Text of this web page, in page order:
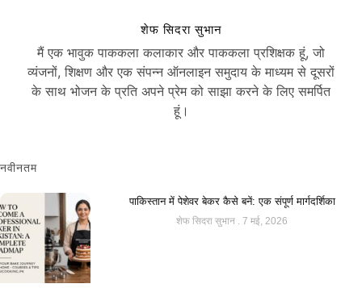
शेफ सिदरा सुभान
मैं एक भावुक पाककला कलाकार और पाककला प्रशिक्षक हूं, जो
व्यंजनों, शिक्षण और एक संपन्न ऑनलाइन समुदाय के माध्यम से दूसरों
के साथ भोजन के प्रति अपने प्रेम को साझा करने के लिए समर्पित
हूं।
नवीनतम
पाकिस्तान में पेशेवर बेकर कैसे बनें: एक संपूर्ण मार्गदर्शिका
शेफ सिदरा सुभान 7 मई, 2026